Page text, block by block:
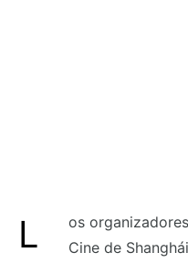
Los organizadores del Festival Internacional de
Cine de